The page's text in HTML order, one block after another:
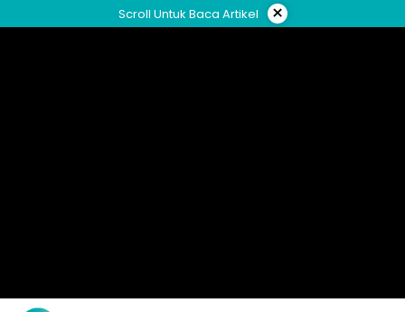
to
Scroll Untuk Baca Artikel ×